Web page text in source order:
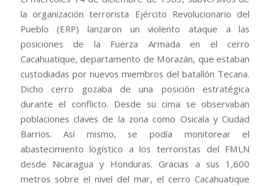
la organización terrorista Ejército Revolucionario del
Pueblo (ERP) lanzaron un violento ataque a las
posiciones de la Fuerza Armada en el cerro
Cacahuatique, departamento de Morazán, que estaban
custodiadas por nuevos miembros del batallón Tecana.
Dicho cerro gozaba de una posición estratégica
durante el conflicto. Desde su cima se observaban
poblaciones claves de la zona como Osicala y Ciudad
Barrios. Así mismo, se podía monitorear el
abastecimiento logístico a los terroristas del FMLN
desde Nicaragua y Honduras. Gracias a sus 1,600
metros sobre el nivel del mar, el cerro Cacahuatique